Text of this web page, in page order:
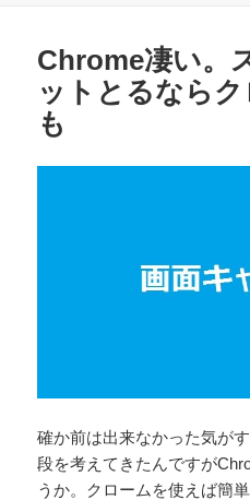
Chrome凄い。
ットとるなら
も
確か前は出来なかった気が
段を考えてきたんですが
うか。クロームを使えば簡